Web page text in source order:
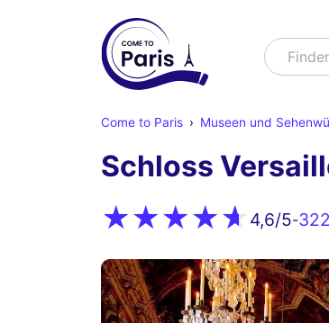
Suchen
Come to Paris Museen und
Schloss
4,6/5-